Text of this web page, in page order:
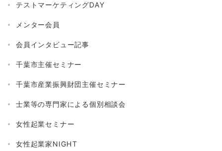
テストマーケティングDAY
メンター会員
会員インタビュー記事
千葉市主催セミナー
千葉市産業振興財団主催セミナー
士業等の専門家による個別相談会
女性起業セミナー
女性起業家NIGHT